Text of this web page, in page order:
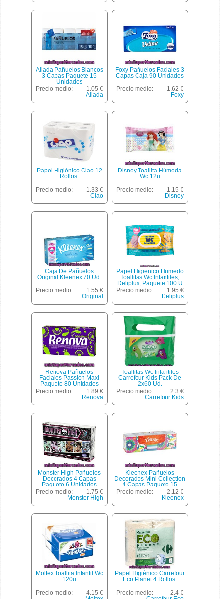
Aliada Pañuelos Blancos
3 Capas Paquete 15
Unidades
Precio medio:
1.05 €
Aliada
Foxy Pañuelos Faciales 3
Capas Caja 90 Unidades
Precio medio:
1.62 €
Foxy
Papel Higiénico Ciao 12
Rollos.
Precio medio:
1.33 €
Ciao
Disney Toallita Húmeda
Wc 12u
Precio medio:
1.15 €
Disney
Caja De Pañuelos
Original Kleenex 70 Ud.
Precio medio:
1.55 €
Original
Papel Higienico Humedo
Toallitas Wc Infantiles,
Deliplus, Paquete 100 U
Precio medio:
1.95 €
Deliplus
Renova Pañuelos
Faciales Passion Maxi
Paquete 80 Unidades
Precio medio:
1.89 €
Renova
Toallitas Wc Infantiles
Carrefour Kids Pack De
2x60 Ud.
Precio medio:
2.3 €
Carrefour Kids
Monster High Pañuelos
Decorados 4 Capas
Paquete 6 Unidades
Precio medio:
1.75 €
Monster High
Kleenex Pañuelos
Decorados Mini Collection
4 Capas Paquete 15
Unidades
Precio medio:
2.12 €
Kleenex
Moltex Toallita Infantil Wc
120u
Precio medio:
4.15 €
Papel Higiénico Carrefour
Eco Planet 4 Rollos.
Precio medio:
2.4 €